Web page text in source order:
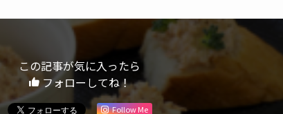
この記事が気に入ったら
フォローしてね！
Follow Me